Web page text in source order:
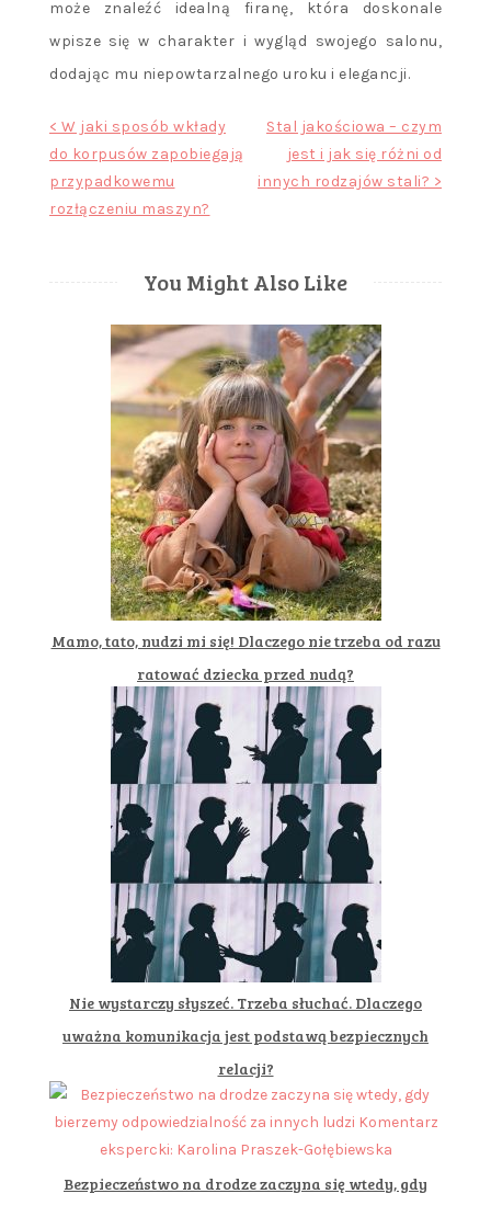
może znaleźć idealną firanę, która doskonale
wpisze się w charakter i wygląd swojego salonu,
dodając mu niepowtarzalnego uroku i elegancji.
Nawigacja
wpisu
< W jaki sposób wkłady
do korpusów zapobiegają
przypadkowemu
rozłączeniu maszyn?
Stal jakościowa – czym
jest i jak się różni od
innych rodzajów stali? >
You Might Also Like
Mamo, tato, nudzi mi się! Dlaczego nie trzeba od razu
ratować dziecka przed nudą?
Nie wystarczy słyszeć. Trzeba słuchać. Dlaczego
uważna komunikacja jest podstawą bezpiecznych
relacji?
Bezpieczeństwo na drodze zaczyna się wtedy, gdy